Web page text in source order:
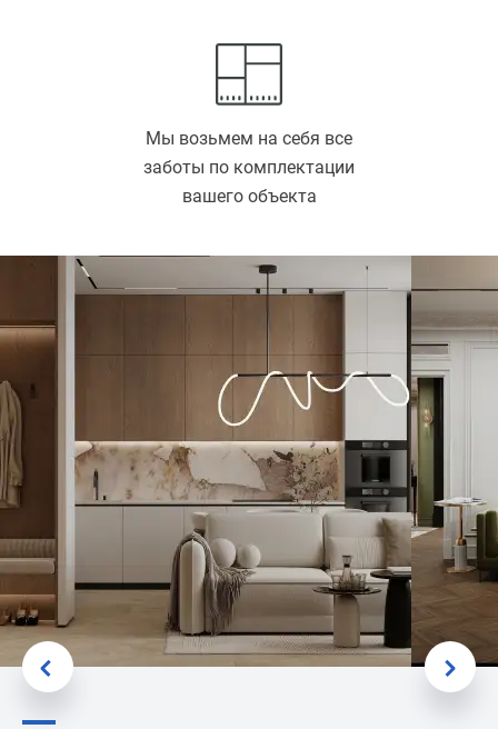
Мы возьмем на себя все
заботы по комплектации
вашего объекта